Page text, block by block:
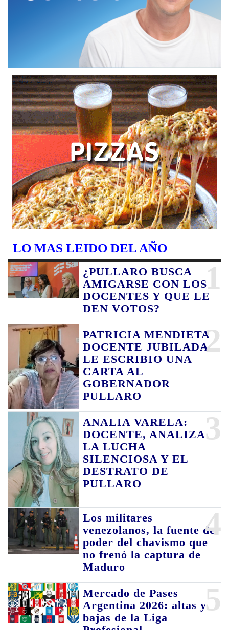
LO MAS LEIDO DEL AÑO
1
¿PULLARO BUSCA
AMIGARSE CON LOS
DOCENTES Y QUE LE
DEN VOTOS?
2
PATRICIA MENDIETA
DOCENTE JUBILADA,
LE ESCRIBIO UNA
CARTA AL
GOBERNADOR
PULLARO
3
ANALIA VARELA:
DOCENTE, ANALIZA
LA LUCHA
SILENCIOSA Y EL
DESTRATO DE
PULLARO
4
Los militares
venezolanos, la fuente de
poder del chavismo que
no frenó la captura de
Maduro
5
Mercado de Pases
Argentina 2026: altas y
bajas de la Liga